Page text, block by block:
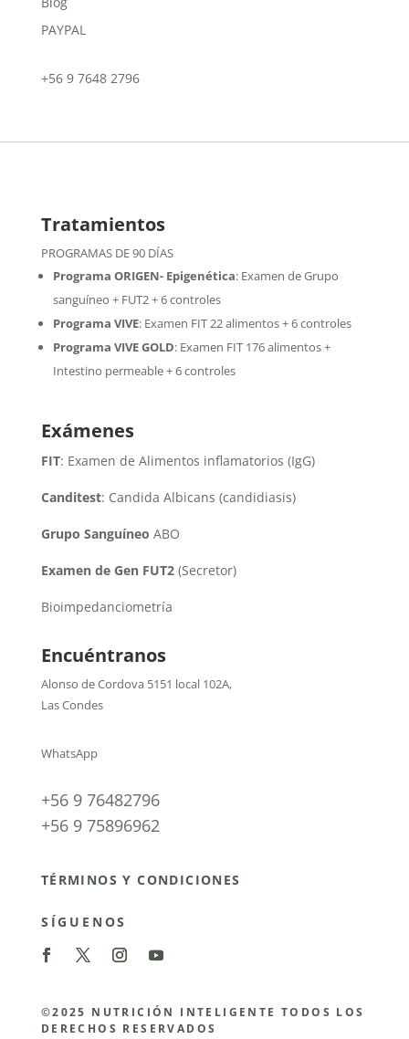
PAYPAL
+56 9 7648 2796
Tratamientos
PROGRAMAS DE 90 DÍAS
Programa ORIGEN- Epigenética:Examen de Grupo
sanguíneo + FUT2 + 6 controles
Programa VIVE: Examen FIT 22 alimentos + 6 controles
Programa VIVE GOLD: Examen FIT 176 alimentos +
Intestino permeable + 6 controles
Exámenes
FIT: Examen de Alimentos inflamatorios (IgG)
Canditest: Candida Albicans (candidiasis)
Grupo Sanguíneo ABO
Examen de Gen FUT2(Secretor)
Bioimpedanciometría
Encuéntranos
Alonso de Cordova 5151 local 102A,
Las Condes
WhatsApp
+56 9 76482796
+56 9 75896962
TÉRMINOS Y CONDICIONES
SÍGUENOS
©2025 NUTRICIÓN INTELIGENTE TODOS LOS
DERECHOS RESERVADOS